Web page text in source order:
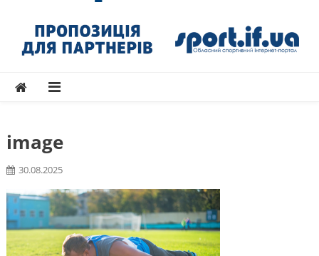
SPORT.IF.UA – Обласний
спортивний інтернет-
image
30.08.2025